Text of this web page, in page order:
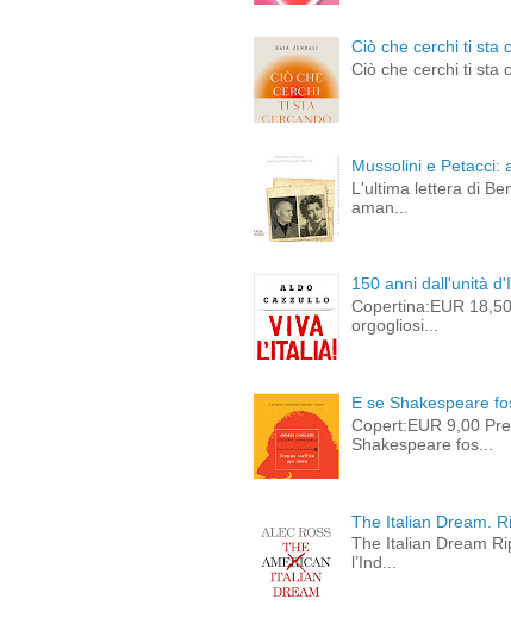
Ciò che cerchi ti sta
Ciò che cerchi ti sta
Mussolini e Petacci:
L'ultima lettera di
aman...
150 anni dall'unità
Copertina:EUR
orgogliosi...
E se Shakespeare
Copert:EUR 9,00
Shakespeare fos...
The Italian Dream.
The Italian Dream
l’Ind...